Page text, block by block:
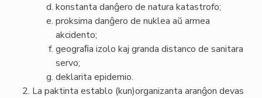
konstanta danĝero de natura katastrofo;
proksima danĝero de nuklea aŭ armea
akcidento;
geograﬁa izolo kaj granda distanco de sanitara
servo;
deklarita epidemio.
La paktinta establo (kun)organizanta aranĝon devas